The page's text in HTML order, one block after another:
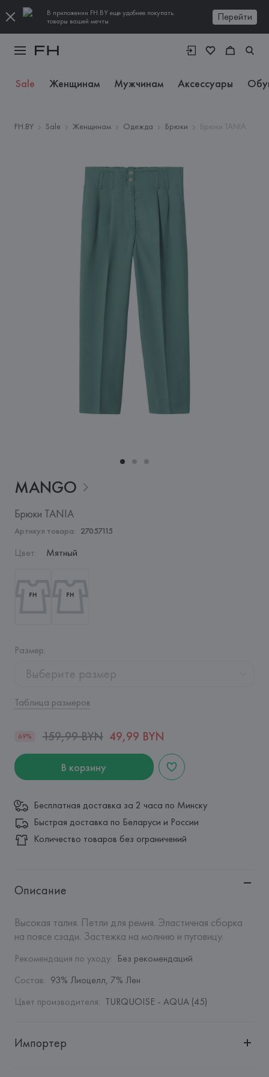
В приложении FH.BY еще удобнее покупать
товары вашей мечты
Перейти
Sale Женщинам Мужчинам Аксессуары
FH.BY Sale Женщинам Одежда Брюки Брюки TANIA
MANGO
Брюки TANIA
Артикул товара: 27057115
Цвет: Мятный
Размер:
Выберите размер
Таблица размеров
69% 159,99 BYN 49,99 BYN
В корзину
Бесплатная доставка за 2 часа по Минску
Быстрая доставка по Беларуси и России
Количество товаров без ограничений
Описание
Высокая талия. Петли для ремня. Эластичная сборка
на поясе сзади. Застежка на молнию и пуговицу.
Рекомендация по уходу: Без рекомендаций
Состав: 93% Лиоцелл, 7% Лен
Цвет производителя: TURQUOISE - AQUA (45)
Импортер